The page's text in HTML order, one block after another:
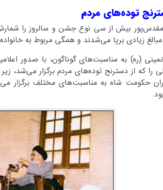
توده‌های مردم
زیادی برپا می‌شدند و همگی مربوط به
(ره) به مناسبت‌های گوناگون، با صدور
را که از دسترنج توده‌های مردم برگزار
حکومت شاه به مناسبت‌های مختلف برگزار